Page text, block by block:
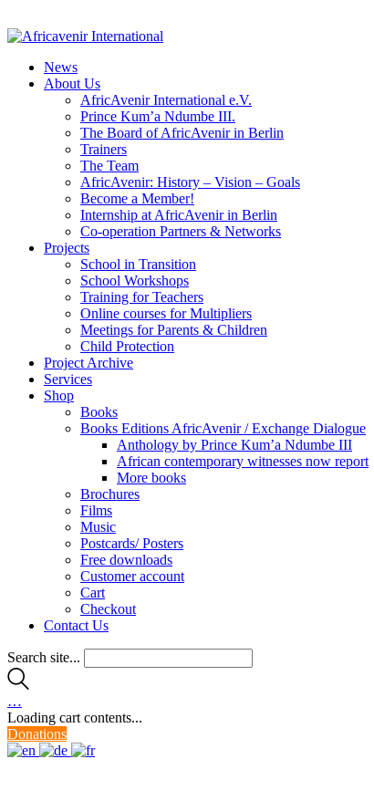
News
About Us
AfricAvenir International e.V.
Prince Kum’a Ndumbe III.
The Board of AfricAvenir in Berlin
Trainers
The Team
AfricAvenir: History – Vision – Goals
Become a Member!
Internship at AfricAvenir in Berlin
Co-operation Partners & Networks
Projects
School in Transition
School Workshops
Training for Teachers
Online courses for Multipliers
Meetings for Parents & Children
Child Protection
Project Archive
Services
Shop
Books
Books Editions AfricAvenir / Exchange Dialogue
Anthology by Prince Kum’a Ndumbe III
African contemporary witnesses now report
More books
Brochures
Films
Music
Postcards/ Posters
Free downloads
Customer account
Cart
Checkout
Contact Us
Search site...
…
Loading cart contents...
Donations